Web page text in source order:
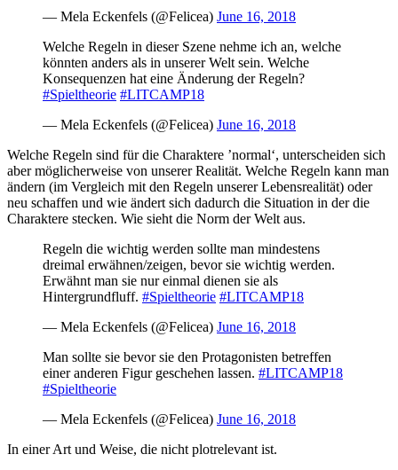
— Mela Eckenfels (@Felicea) June 16, 2018
Welche Regeln in dieser Szene nehme ich an, welche
könnten anders als in unserer Welt sein. Welche
Konsequenzen hat eine Änderung der Regeln?
#Spieltheorie #LITCAMP18
— Mela Eckenfels (@Felicea) June 16, 2018
Welche Regeln sind für die Charaktere ’normal‘, unterscheiden sich
aber möglicherweise von unserer Realität. Welche Regeln kann man
ändern (im Vergleich mit den Regeln unserer Lebensrealität) oder
neu schaffen und wie ändert sich dadurch die Situation in der die
Charaktere stecken. Wie sieht die Norm der Welt aus.
Regeln die wichtig werden sollte man mindestens
dreimal erwähnen/zeigen, bevor sie wichtig werden.
Erwähnt man sie nur einmal dienen sie als
Hintergrundfluff. #Spieltheorie #LITCAMP18
— Mela Eckenfels (@Felicea) June 16, 2018
Man sollte sie bevor sie den Protagonisten betreffen
einer anderen Figur geschehen lassen. #LITCAMP18
#Spieltheorie
— Mela Eckenfels (@Felicea) June 16, 2018
In einer Art und Weise, die nicht plotrelevant ist.